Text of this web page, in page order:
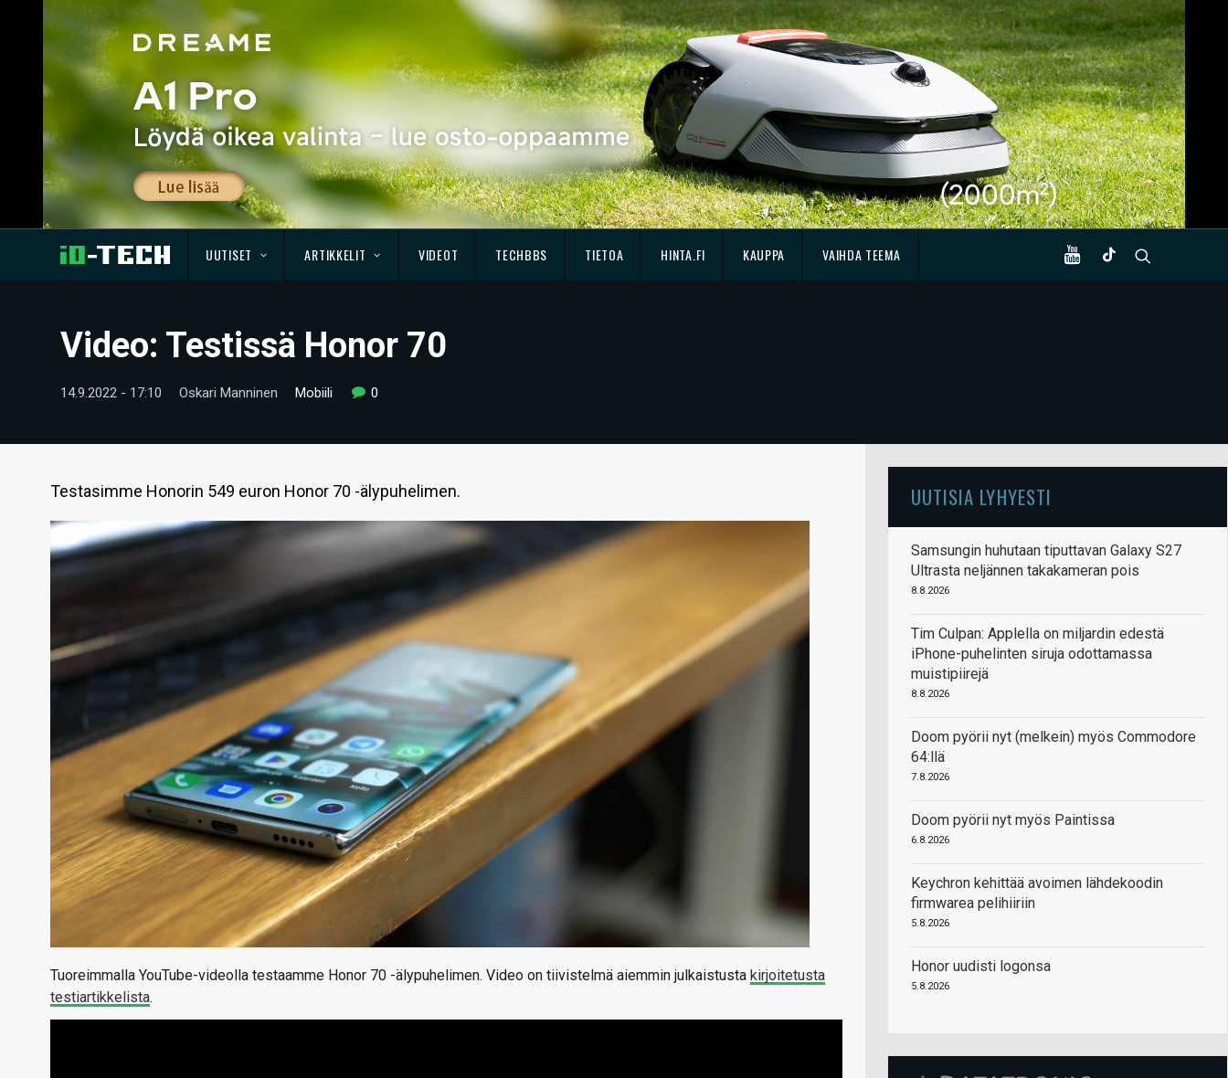
UUTISET ARTIKKELIT VIDEOT TECHBBS TIETOA HINTA.FI KAUPPA VAIHDA TEEMA
Video: Testissä Honor 70
14.9.2022 - 17:10 Oskari Manninen Mobiili 0
Testasimme Honorin 549 euron Honor 70 -älypuhelimen.
Tuoreimmalla YouTube-videolla testaamme Honor 70 -älypuhelimen. Video on tiivistelmä aiemmin julkaistusta kirjoitetusta
testiartikkelista.
UUTISIA LYHYESTI
Samsungin huhutaan tiputtavan Galaxy S27
Ultrasta neljännen takakameran pois
8.8.2026
Tim Culpan: Applella on miljardin edestä
iPhone-puhelinten siruja odottamassa
muistipiirejä
8.8.2026
Doom pyörii nyt (melkein) myös Commodore
64:llä
7.8.2026
Doom pyörii nyt myös Paintissa
6.8.2026
Keychron kehittää avoimen lähdekoodin
firmwarea pelihiiriin
5.8.2026
Honor uudisti logonsa
5.8.2026